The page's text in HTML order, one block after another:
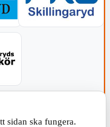
sidan ska fungera.